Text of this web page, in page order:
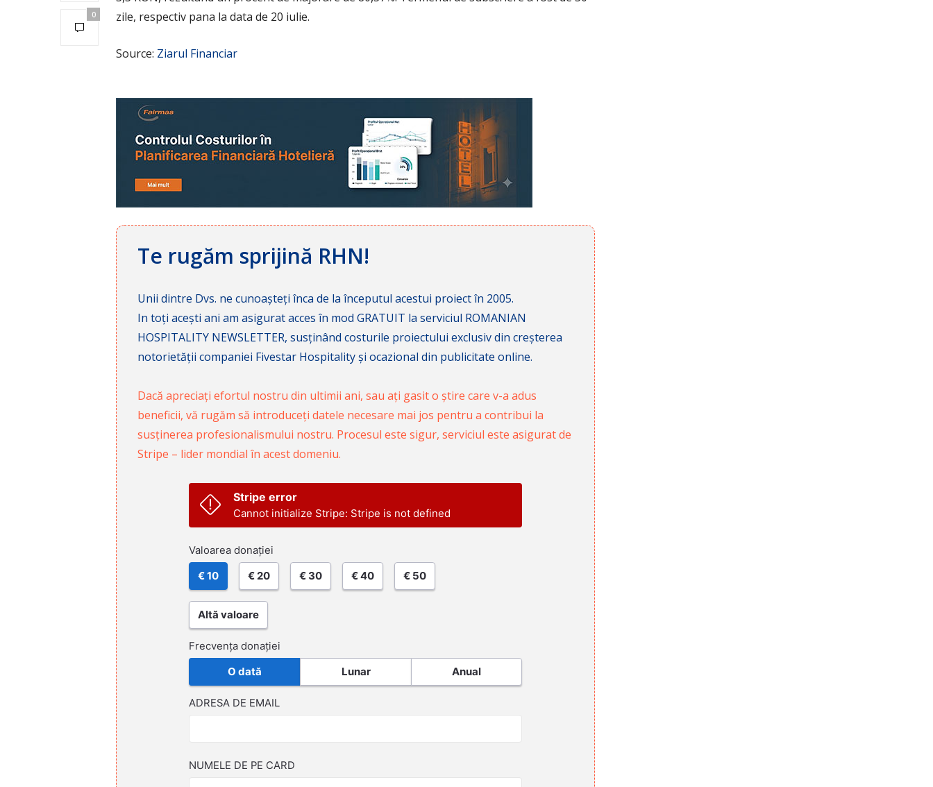
0
zile, respectiv pana la data de 20 iulie.
Source: Ziarul Financiar
Te rugăm sprijină RHN!
Unii dintre Dvs. ne cunoașteți înca de la începutul acestui proiect în 2005.
In toți acești ani am asigurat acces în mod GRATUIT la serviciul ROMANIAN
HOSPITALITY NEWSLETTER, susținând costurile proiectului exclusiv din creșterea
notorietății companiei Fivestar Hospitality și ocazional din publicitate online.
Dacă apreciați efortul nostru din ultimii ani, sau ați gasit o știre care v-a adus
beneficii, vă rugăm să introduceți datele necesare mai jos pentru a contribui la
susținerea profesionalismului nostru. Procesul este sigur, serviciul este asigurat de
Stripe – lider mondial în acest domeniu.
Stripe error
Cannot initialize Stripe: Stripe is not defined
Valoarea donației
€ 10 € 20 € 30 € 40 € 50
Altă valoare
Frecvența donației
O dată Lunar Anual
ADRESA DE EMAIL
NUMELE DE PE CARD